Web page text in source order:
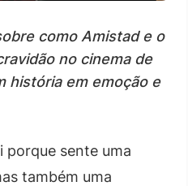
como Amistad e o
no cinema de
história em emoção e
porque sente uma
também uma